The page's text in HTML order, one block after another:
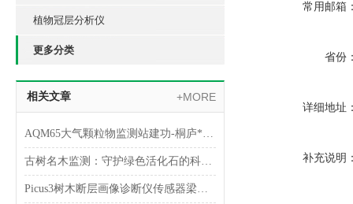
植物冠层分析仪
更多分类
相关文章 +MORE
AQM65大气颗粒物监测站建功-桐庐*实现乡村PM2.5监测全覆盖
古树名木监测：守护绿色活化石的科技智慧
Picus3树木断层画像诊断仪传感器梁式检测方法
常用邮箱
省份
详细地址
补充说明